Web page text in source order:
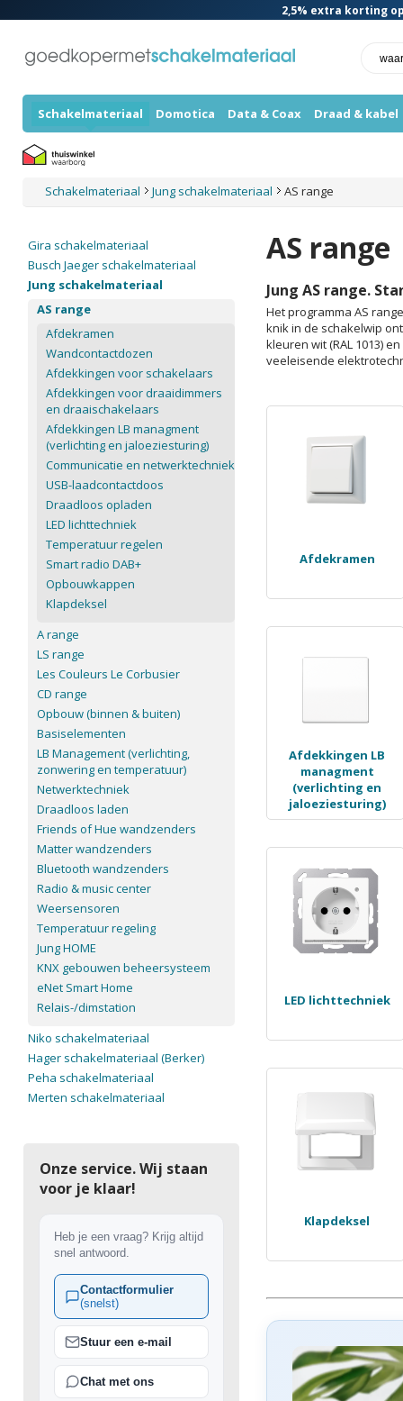
2,5% extra korting
Schakelmateriaal Domotica Data & Coax Draad & kabel
Schakelmateriaal Jung schakelmateriaal AS range
AS range
Jung AS range.
Het programma AS
knik in de schakelwip
kleuren wit (RAL 1013)
veeleisende
Afdekramen
Afdekkingen LB
managment
(verlichting en
jaloeziesturing)
LED lichttechniek
Klapdeksel
Gira schakelmateriaal
Busch Jaeger schakelmateriaal
Jung schakelmateriaal
AS range
Afdekramen
Wandcontactdozen
Afdekkingen voor schakelaars
Afdekkingen voor draaidimmers
en draaischakelaars
Afdekkingen LB managment
(verlichting en jaloeziesturing)
Communicatie en netwerktechniek
USB-laadcontactdoos
Draadloos opladen
LED lichttechniek
Temperatuur regelen
Smart radio DAB+
Opbouwkappen
Klapdeksel
A range
LS range
Les Couleurs Le Corbusier
CD range
Opbouw (binnen & buiten)
Basiselementen
LB Management (verlichting,
zonwering en temperatuur)
Netwerktechniek
Draadloos laden
Friends of Hue wandzenders
Matter wandzenders
Bluetooth wandzenders
Radio & music center
Weersensoren
Temperatuur regeling
Jung HOME
KNX gebouwen beheersysteem
eNet Smart Home
Relais-/dimstation
Niko schakelmateriaal
Hager schakelmateriaal (Berker)
Peha schakelmateriaal
Merten schakelmateriaal
Onze service. Wij staan
voor je klaar!
Heb je een vraag? Krijg altijd
snel antwoord.
Contactformulier
(snelst)
Stuur een e-mail
Chat met ons